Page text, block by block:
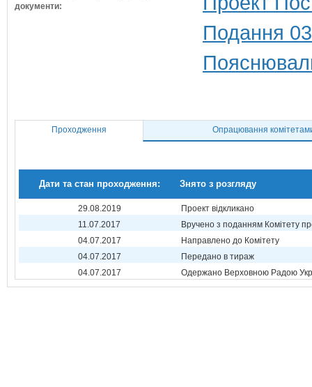
документи:
Подання
Проходження Опрацювання
Дати та стан проходження: Знято з розгляду
29.08.2019
Проект відкликано
11.07.2017
Вручено з поданням Комітету
04.07.2017
Направлено до Комітету
04.07.2017
Передано в тираж
04.07.2017
Одержано Верховною Радою